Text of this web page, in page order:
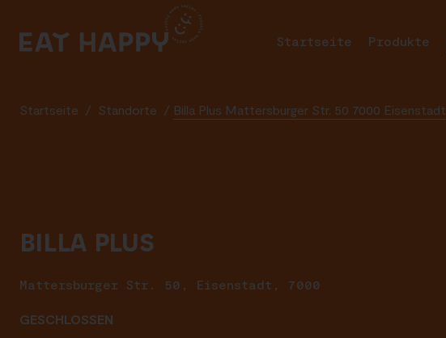
MAIN
Startseite Produkte
Startseite / Standorte / Billa Plus Mattersburger Str. 50 7000 Eisenstadt
BILLA PLUS
Mattersburger Str. 50, Eisenstadt, 7000
GESCHLOSSEN